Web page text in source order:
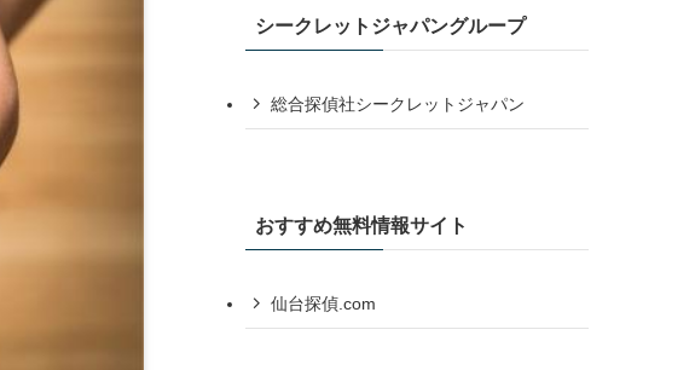
シークレットジャパングループ
総合探偵社シークレットジャパン
おすすめ無料情報サイト
仙台探偵.com